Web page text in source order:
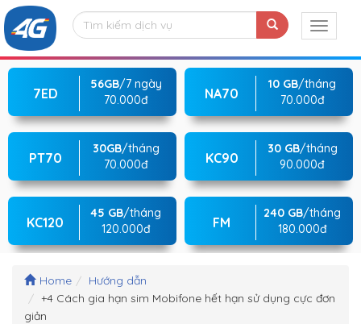
7ED
56GB/7 ngày
70.000đ
NA70
10 GB/tháng
70.000đ
PT70
30GB/tháng
70.000đ
KC90
30 GB/tháng
90.000đ
KC120
45 GB/tháng
120.000đ
FM
240 GB/tháng
180.000đ
Home
Hướng dẫn
+4 Cách gia hạn sim Mobifone hết hạn sử dụng cực đơn
giản